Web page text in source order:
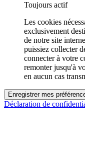
Toujours actif
Les cookies
exclusivement
de notre site
puissiez collecter
connecter à votre
remonter jusqu'à
en aucun cas
Enregistrer mes
Déclaration de